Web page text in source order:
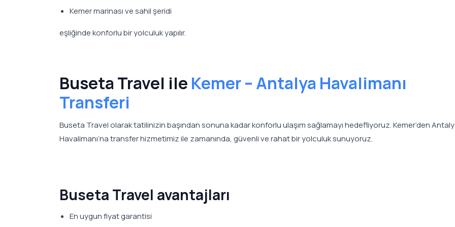
Kemer marinası ve sahil şeridi
eşliğinde konforlu bir yolculuk yapılır.
Buseta Travel ile Kemer – Antalya Havalimanı
Transferi
Buseta Travel olarak tatilinizin başından sonuna kadar konforlu ulaşım sağlamayı hedefliyoruz. Kemer’den
Havalimanı’na transfer hizmetimiz ile zamanında, güvenli ve rahat bir yolculuk sunuyoruz.
Buseta Travel avantajları
En uygun fiyat garantisi